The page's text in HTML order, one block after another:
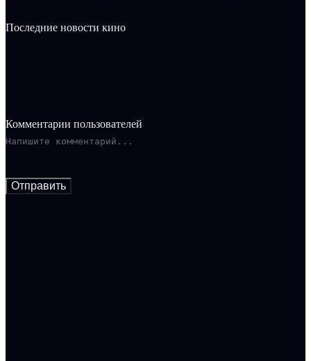
инструмент в разрушенном городе.
Последние новости кино
Комментарии пользователей
Отправить